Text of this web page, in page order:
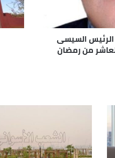
السيسى
من رمضان